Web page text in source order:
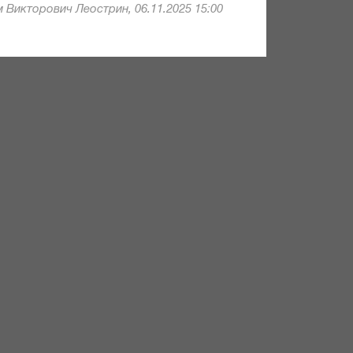
Викторович Леострин, 06.11.2025 15:00